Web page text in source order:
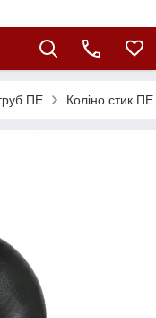
ПЕ Коліно стик